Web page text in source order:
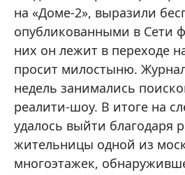
на «Доме-2», выразили
опубликованными в Сети
них он лежит в переходе
просит милостыню.
недель занимались
реалити-шоу. В итоге на
удалось выйти благодаря
жительницы одной из
многоэтажек,